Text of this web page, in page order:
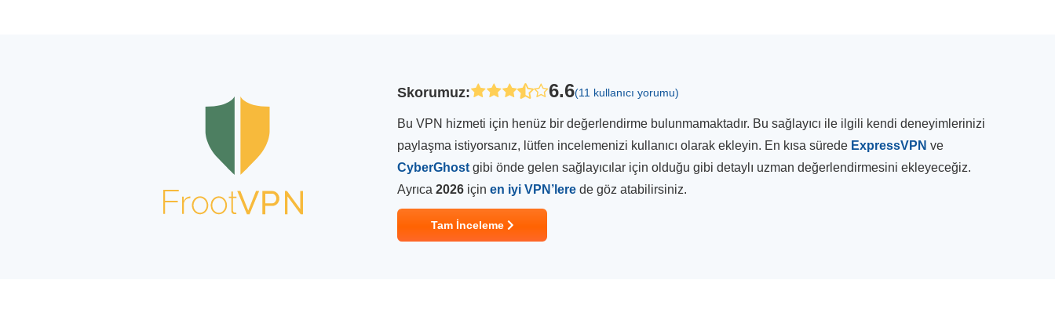
Skorumuz: 6.6(11 kullanıcı yorumu)
Bu VPN hizmeti için henüz bir değerlendirme bulunmamaktadır. Bu sağlayıcı ile ilgili kendi deneyimlerinizi
paylaşma istiyorsanız, lütfen incelemenizi kullanıcı olarak ekleyin. En kısa sürede ExpressVPN ve
CyberGhost gibi önde gelen sağlayıcılar için olduğu gibi detaylı uzman değerlendirmesini ekleyeceğiz.
Ayrıca 2026 için en iyi VPN’lere de göz atabilirsiniz.
Tam İnceleme